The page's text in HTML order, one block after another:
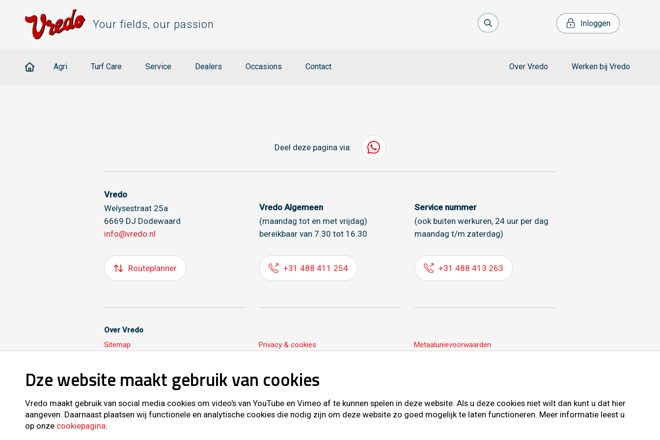
Your fields, our passion Inloggen
Agri Turf Care Service Dealers Occasions Contact Over Vredo Werken bij Vredo
Deel deze pagina via:
Vredo
Welysestraat 25a
6669 DJ Dodewaard
info@vredo.nl
Routeplanner
Vredo Algemeen
(maandag tot en met vrijdag)
bereikbaar van 7.30 tot 16.30
+31 488 411 254
Service nummer
(ook buiten werkuren, 24 uur per dag
maandag t/m zaterdag)
+31 488 413 263
Over Vredo
Sitemap
Privacy & cookies Metaalunievoorwaarden
Volg ons ook op
Dze website maakt gebruik van cookies
Vredo maakt gebruik van social media cookies om video's van YouTube en Vimeo af te kunnen spelen in deze website. Als u deze cookies niet wilt dan kunt u dat hier
aangeven. Daarnaast plaatsen wij functionele en analytische cookies die nodig zijn om deze website zo goed mogelijk te laten functioneren. Meer informatie leest u
op onze cookiepagina.